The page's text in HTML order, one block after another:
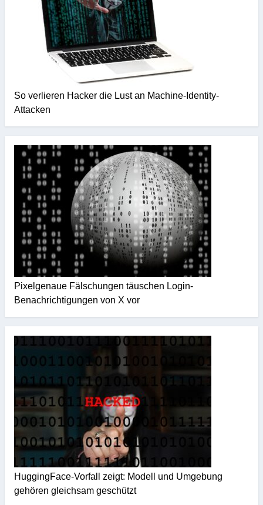
So verlieren Hacker die Lust an Machine-Identity-
Attacken
Pixelgenaue Fälschungen täuschen Login-
Benachrichtigungen von X vor
HuggingFace-Vorfall zeigt: Modell und Umgebung
gehören gleichsam geschützt